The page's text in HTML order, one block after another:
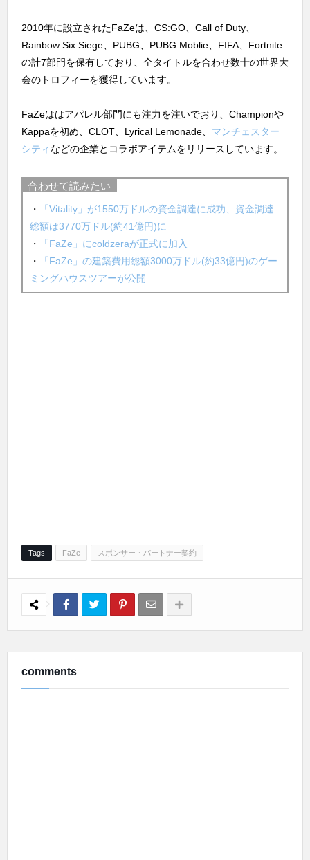
2010年に設立されたFaZeは、CS:GO、Call of Duty、
Rainbow Six Siege、PUBG、PUBG Moblie、FIFA、Fortnite
の計7部門を保有しており、全タイトルを合わせ数十の世界大
会のトロフィーを獲得しています。
FaZeははアパレル部門にも注力を注いでおり、Championや
Kappaを初め、CLOT、Lyrical Lemonade、 マンチェスター
シティ などの企業とコラボアイテムをリリースしています。
合わせて読みたい
・
「Vitality」が1550万ドルの資金調達に成功、資金調達
総額は3770万ドル(約41億円)に
・
「FaZe」にcoldzeraが正式に加入
・
「FaZe」の建築費用総額3000万ドル(約33億円)のゲー
ミングハウスツアーが公開
Tags FaZe スポンサー・パートナー契約
comments